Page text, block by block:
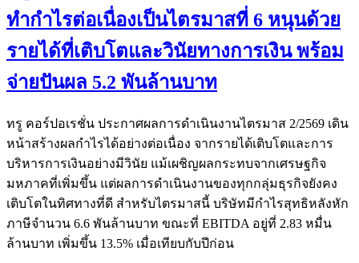
ทำกำไรต่อเนื่องเป็นไตรมาสที่ 6 หนุนด้วย
รายได้ที่เติบโตและวินัยทางการเงิน พร้อม
จ่ายปันผล 5.2 พันล้านบาท
ทรู คอร์ปอเรชั่น ประกาศผลการดำเนินงานไตรมาส 2/2569 เดิน
หน้าสร้างผลกำไรได้อย่างต่อเนื่อง จากรายได้เติบโตและการ
บริหารการเงินอย่างมีวินัย แม้เผชิญผลกระทบจากเศรษฐกิจ
มหภาคที่เพิ่มขึ้น แต่ผลการดำเนินงานของทุกกลุ่มธุรกิจยังคง
เติบโตในทิศทางที่ดี สำหรับไตรมาสนี้ บริษัทมีกำไรสุทธิหลังหัก
ภาษีจำนวน 6.6 พันล้านบาท ขณะที่ EBITDA อยู่ที่ 2.83 หมื่น
ล้านบาท เพิ่มขึ้น 13.5% เมื่อเทียบกับปีก่อน